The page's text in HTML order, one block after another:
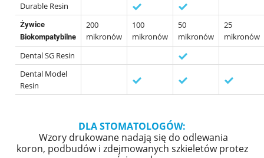
Durable Resin
Żywice
Biokompatybilne
200
mikronów
100
mikronów
50
mikronów
25
mikronów
Dental SG Resin
Dental Model
Resin
DLA STOMATOLOGÓW:
Wzory drukowane nadają się do odlewania
koron, podbudów i zdejmowanych szkieletów protez